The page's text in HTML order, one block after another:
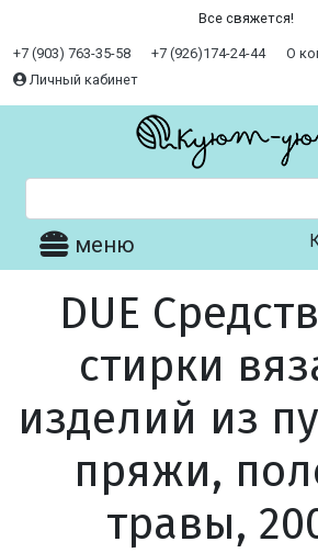
Все свяжется!
+7 (903) 763-35-58 +7 (926)174-24-44 О
Личный кабинет
меню
DUE
стирки
изделий из
пряжи,
травы,